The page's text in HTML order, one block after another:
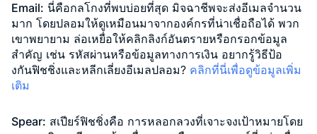
Email: นี่คือกลโกงที่พบบ่อยที่สุด มิจฉาชีพจะส่งอีเมลจำนวน
มาก โดยปลอมให้ดูเหมือนมาจากองค์กรที่น่าเชื่อถือได้ พวก
เขาพยายาม ล่อเหยื่อให้คลิกลิงก์อันตรายหรือกรอกข้อมูล
สำคัญ เช่น รหัสผ่านหรือข้อมูลทางการเงิน อยากรู้วิธีป้อ
งกันฟิชชิ่งและหลีกเลี่ยงอีเมลปลอม? คลิกที่นี่เพื่อดูข้อมูลเพิ่ม
เติม
Spear: สเปียร์ฟิชชิ่งคือ การหลอกลวงที่เจาะจงเป้าหมายโดย